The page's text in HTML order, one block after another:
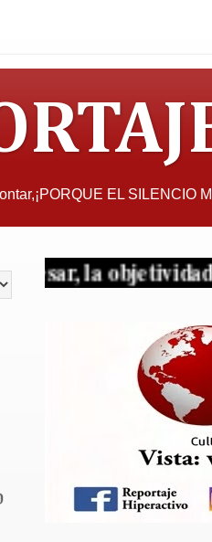
EL SILENCIO
con